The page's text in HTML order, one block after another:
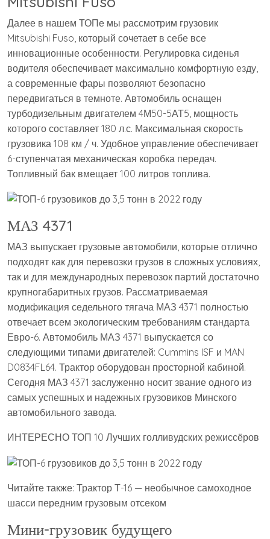
Далее в нашем ТОПе мы рассмотрим грузовик
Mitsubishi Fuso, который сочетает в себе все
инновационные особенности. Регулировка сиденья
водителя обеспечивает максимально комфортную езду,
а современные фары позволяют безопасно
передвигаться в темноте. Автомобиль оснащен
турбодизельным двигателем 4М50-5АТ5, мощность
которого составляет 180 л.с. Максимальная скорость
грузовика 108 км / ч. Удобное управление обеспечивает
6-ступенчатая механическая коробка передач.
Топливный бак вмещает 100 литров топлива.
МАЗ 4371
МАЗ выпускает грузовые автомобили, которые отлично
подходят как для перевозки грузов в сложных условиях,
так и для международных перевозок партий достаточно
крупногабаритных грузов. Рассматриваемая
модификация седельного тягача МАЗ 4371 полностью
отвечает всем экологическим требованиям стандарта
Евро-6. Автомобиль МАЗ 4371 выпускается со
следующими типами двигателей: Cummins ISF и MAN
D0834FL64. Трактор оборудован просторной кабиной.
Сегодня МАЗ 4371 заслуженно носит звание одного из
самых успешных и надежных грузовиков Минского
автомобильного завода.
ИНТЕРЕСНО ТОП 10 Лучших голливудских режиссёров
Читайте также: Трактор Т-16 — необычное самоходное
шасси передним грузовым отсеком
Мини-грузовик будущего